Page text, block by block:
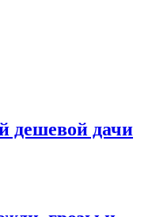
дешевой дачи